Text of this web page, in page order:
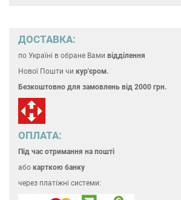
ДОСТАВКА:
по Україні в обране Вами відділення
Нової Пошти чи кур'єром.
Безкоштовно для замовлень від 2000 грн.
ОПЛАТА:
Під час отримання на пошті
або карткою банку
через платіжні системи: